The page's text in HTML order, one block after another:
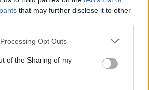
that may further disclose it to other
Opt Outs
of the Sharing of my